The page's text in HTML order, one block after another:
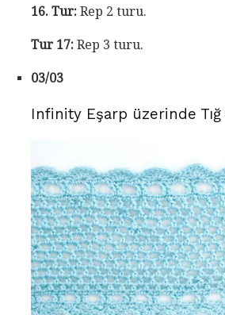
16. Tur: Rep 2 turu.
Tur 17: Rep 3 turu.
03/03
Infinity Eşarp üzerinde